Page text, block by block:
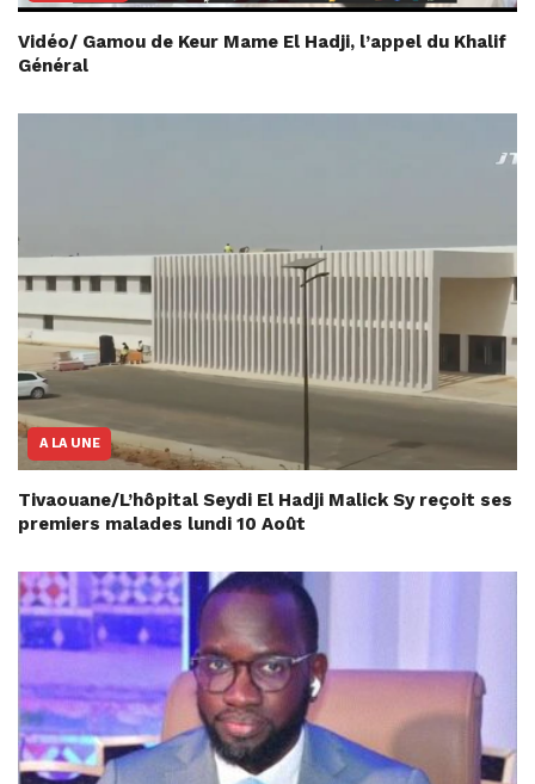
Vidéo/ Gamou de Keur Mame El Hadji, l’appel du Khalif
Général
A LA UNE
Tivaouane/L’hôpital Seydi El Hadji Malick Sy reçoit ses
premiers malades lundi 10 Août